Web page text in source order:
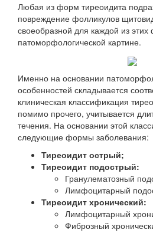
Любая из форм тиреоидита
повреждение фолликулов
своеобразной для каждой из
патоморфологической картине.
Именно на основании
особенностей складывается
клиническая классификация
помимо прочего, учитывается
течения. На основании этой
следующие формы заболевания:
Тиреоидит острый;
Тиреоидит подострый:
Гранулематозный
Лимфоцитарный
Тиреоидит хронический:
Лимфоцитарный
Фиброзный